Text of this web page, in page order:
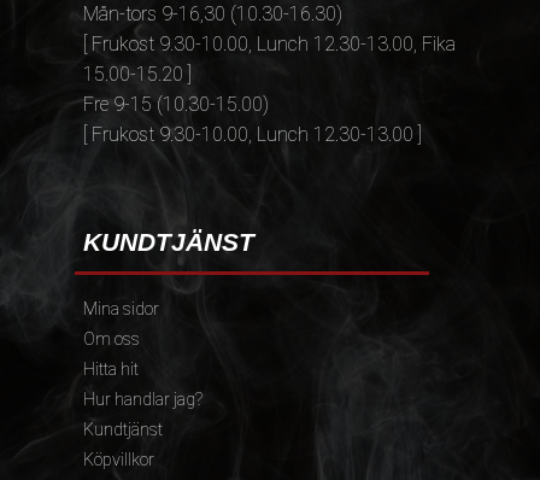
Mån-tors 9-16,30 (10.30-16.30)
[ Frukost 9.30-10.00, Lunch 12.30-13.00, Fika
15.00-15.20 ]
Fre 9-15 (10.30-15.00)
[ Frukost 9.30-10.00, Lunch 12.30-13.00 ]
KUNDTJÄNST
Mina sidor
Om oss
Hitta hit
Hur handlar jag?
Kundtjänst
Köpvillkor